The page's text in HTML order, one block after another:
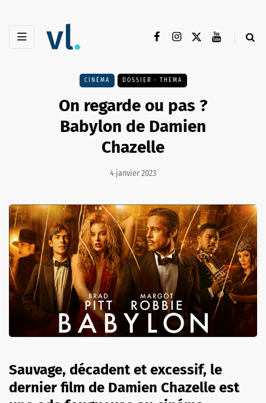
CINÉMA DOSSIER - THEMA
On regarde ou pas ?
Babylon de Damien
Chazelle
4 janvier 2023
Sauvage, décadent et excessif, le
dernier film de Damien Chazelle est